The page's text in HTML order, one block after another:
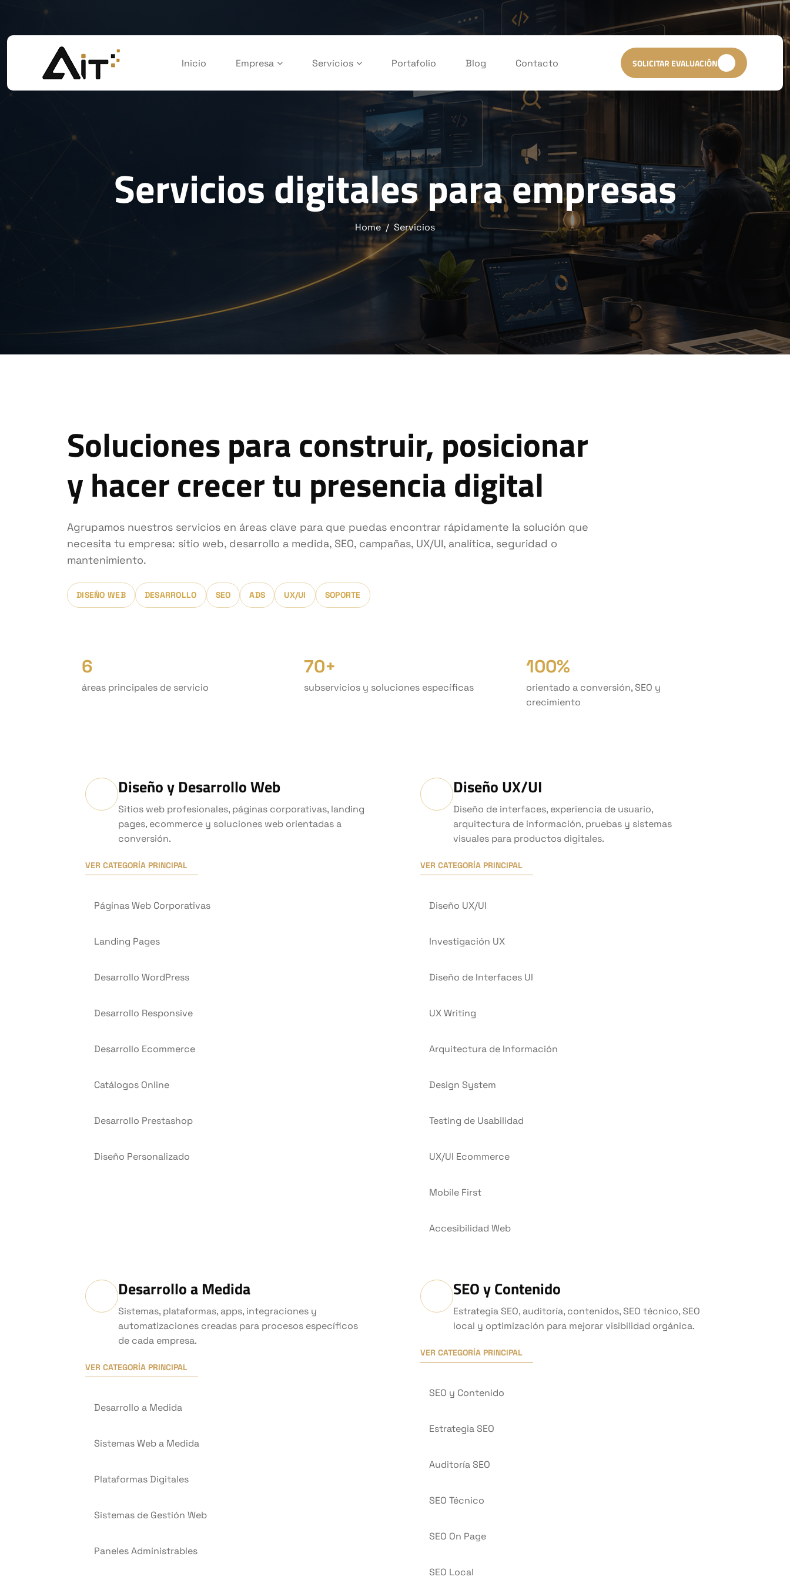
Inicio Empresa Servicios Portafolio Blog Contacto SOLICITAR EVALUACIÓN
Servicios digitales para empresas
Home Servicios
Soluciones para construir, posicionar
y hacer crecer tu presencia digital
Agrupamos nuestros servicios en áreas clave para que puedas encontrar rápidamente la solución que
necesita tu empresa: sitio web, desarrollo a medida, SEO, campañas, UX/UI, analítica, seguridad o
mantenimiento.
DISEÑO WEB DESARROLLO SEO ADS UX/UI SOPORTE
6
áreas principales de servicio
70+
subservicios y soluciones específicas
100%
orientado a conversión, SEO y
crecimiento
Diseño y Desarrollo Web
Sitios web profesionales, páginas corporativas, landing
pages, ecommerce y soluciones web orientadas a
conversión.
VER CATEGORÍA PRINCIPAL
Páginas Web Corporativas
Landing Pages
Desarrollo WordPress
Desarrollo Responsive
Desarrollo Ecommerce
Catálogos Online
Desarrollo Prestashop
Diseño Personalizado
Diseño UX/UI
Diseño de interfaces, experiencia de usuario,
arquitectura de información, pruebas y sistemas
visuales para productos digitales.
VER CATEGORÍA PRINCIPAL
Diseño UX/UI
Investigación UX
Diseño de Interfaces UI
UX Writing
Arquitectura de Información
Design System
Testing de Usabilidad
UX/UI Ecommerce
Mobile First
Accesibilidad Web
Desarrollo a Medida
Sistemas, plataformas, apps, integraciones y
automatizaciones creadas para procesos específicos
de cada empresa.
VER CATEGORÍA PRINCIPAL
Desarrollo a Medida
Sistemas Web a Medida
Plataformas Digitales
Sistemas de Gestión Web
Paneles Administrables
SEO y Contenido
Estrategia SEO, auditoría, contenidos, SEO técnico, SEO
local y optimización para mejorar visibilidad orgánica.
VER CATEGORÍA PRINCIPAL
SEO y Contenido
Estrategia SEO
Auditoría SEO
SEO Técnico
SEO On Page
SEO Local